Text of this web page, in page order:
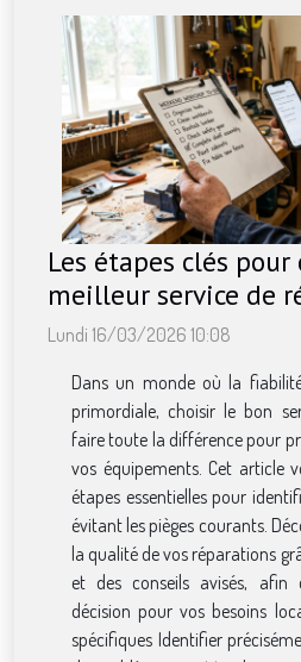
Les étapes clés
meilleur service de
Lundi 16/03/2026 10:08
Dans un monde où la
primordiale, choisir le bon
faire toute la différence pour
vos équipements. Cet article
étapes essentielles pour
évitant les pièges courants.
la qualité de vos réparations
et des conseils avisés, afin
décision pour vos besoins
spécifiques Identifier